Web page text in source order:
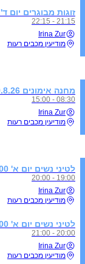
זוגות מבוגרים יום ד' 21:15-22:15
21:15 - 22:15
Irina Zur
מודיעין מכבים רעות
מחנה אימונים 16-20.8.26 שעות 8:30-15:00
08:30 - 15:00
Irina Zur
מודיעין מכבים רעות
לטיני נשים יום א' 19:00-20:00
19:00 - 20:00
Irina Zur
מודיעין מכבים רעות
לטיני נשים יום א' 20:00-21:00
20:00 - 21:00
Irina Zur
מודיעין מכבים רעות